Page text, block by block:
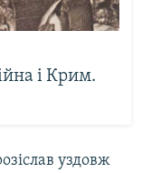
і Крим.
уздовж